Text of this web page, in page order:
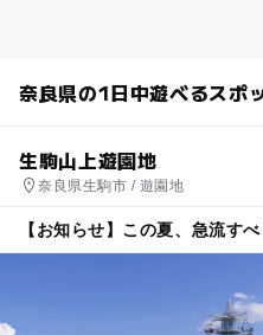
奈良県の1日中遊べるスポ
生駒山上遊園地
奈良県生駒市 / 遊園地
【お知らせ】この夏、急流す